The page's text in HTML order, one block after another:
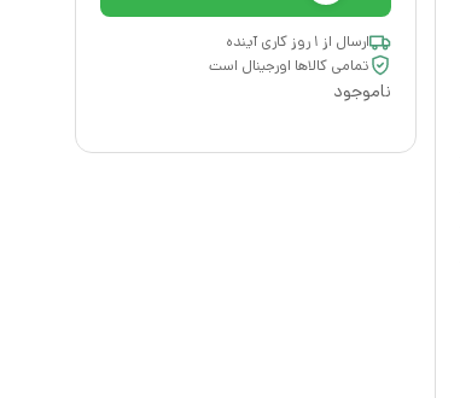
ارسال از ۱ روز کاری آینده
تمامی کالاها اورجینال است
ناموجود